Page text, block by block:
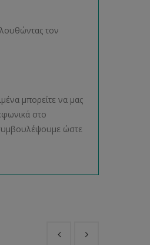
τον
μπορείτε να μας
στο
ώστε